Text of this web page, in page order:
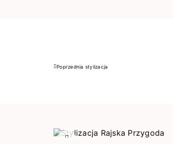
Poprzedni
Poprzednia stylizacja